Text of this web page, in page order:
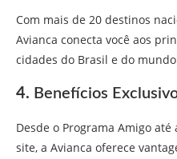
Com mais de 20 destinos
Avianca conecta você aos
cidades do Brasil e do
4. Benefícios
Desde o Programa Amigo
site, a Avianca oferece